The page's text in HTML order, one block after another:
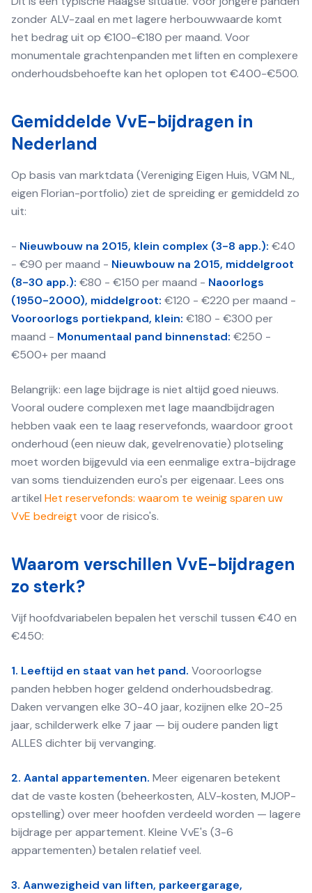
zonder ALV-zaal en met lagere herbouwwaarde komt
het bedrag uit op €100-€180 per maand. Voor
monumentale grachtenpanden met liften en complexere
onderhoudsbehoefte kan het oplopen tot €400-€500.
Gemiddelde VvE-bijdragen in
Nederland
Op basis van marktdata (Vereniging Eigen Huis, VGM NL,
eigen Florian-portfolio) ziet de spreiding er gemiddeld zo
uit:
- Nieuwbouw na 2015, klein complex (3-8 app.): €40
- €90 per maand - Nieuwbouw na 2015, middelgroot
(8-30 app.): €80 - €150 per maand - Naoorlogs
(1950-2000), middelgroot: €120 - €220 per maand -
Vooroorlogs portiekpand, klein: €180 - €300 per
maand - Monumentaal pand binnenstad: €250 -
€500+ per maand
Belangrijk: een lage bijdrage is niet altijd goed nieuws.
Vooral oudere complexen met lage maandbijdragen
hebben vaak een te laag reservefonds, waardoor groot
onderhoud (een nieuw dak, gevelrenovatie) plotseling
moet worden bijgevuld via een eenmalige extra-bijdrage
van soms tienduizenden euro's per eigenaar. Lees ons
artikel Het reservefonds: waarom te weinig sparen uw
VvE bedreigt voor de risico's.
Waarom verschillen VvE-bijdragen
zo sterk?
Vijf hoofdvariabelen bepalen het verschil tussen €40 en
€450:
1. Leeftijd en staat van het pand. Vooroorlogse
panden hebben hoger geldend onderhoudsbedrag.
Daken vervangen elke 30-40 jaar, kozijnen elke 20-25
jaar, schilderwerk elke 7 jaar — bij oudere panden ligt
ALLES dichter bij vervanging.
2. Aantal appartementen. Meer eigenaren betekent
dat de vaste kosten (beheerkosten, ALV-kosten, MJOP-
opstelling) over meer hoofden verdeeld worden — lagere
bijdrage per appartement. Kleine VvE's (3-6
appartementen) betalen relatief veel.
3. Aanwezigheid van liften, parkeergarage,